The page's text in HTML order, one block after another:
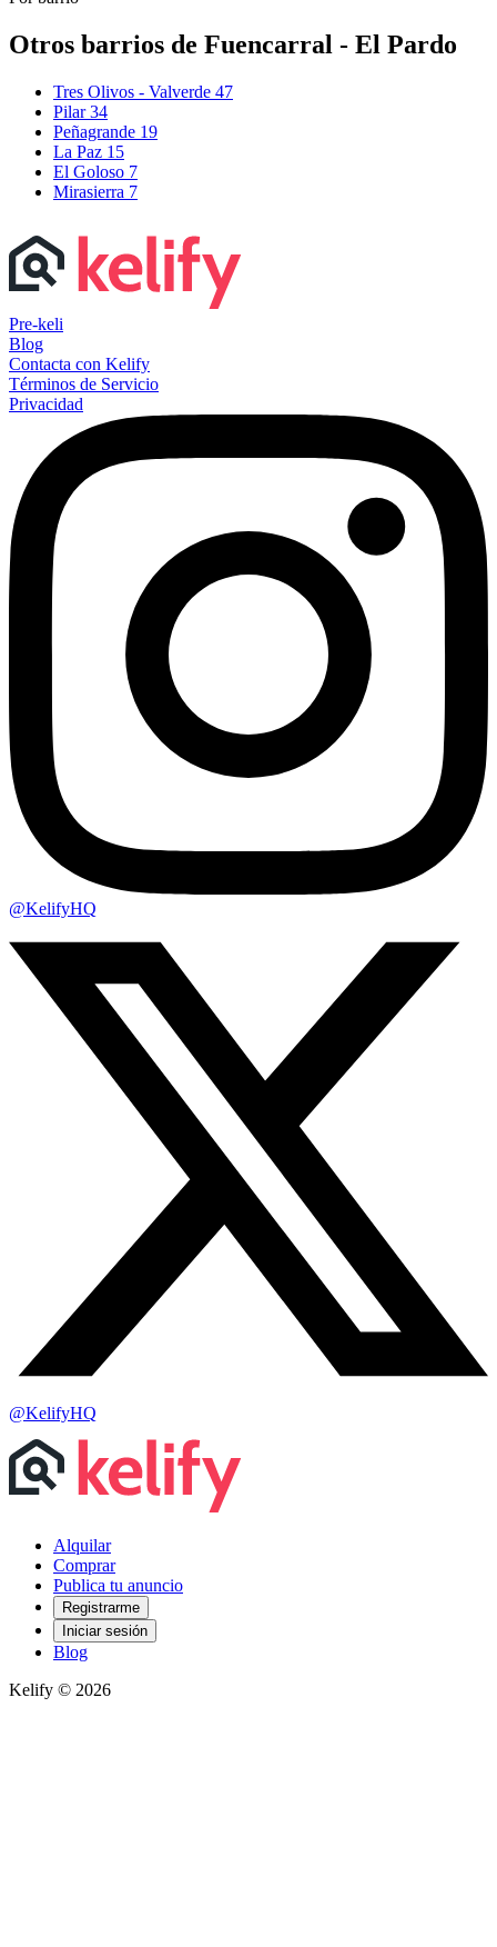
Otros barrios de Fuencarral - El Pardo
Tres Olivos - Valverde 47
Pilar34
Peñagrande 19
La Paz 15
El Goloso 7
Mirasierra 7
Pre-keli
Blog
Contacta con Kelify
Términos de Servicio
Privacidad
@KelifyHQ
@KelifyHQ
Alquilar
Comprar
Publica tu anuncio
Registrarme
Iniciar sesión
Blog
Kelify © 2026